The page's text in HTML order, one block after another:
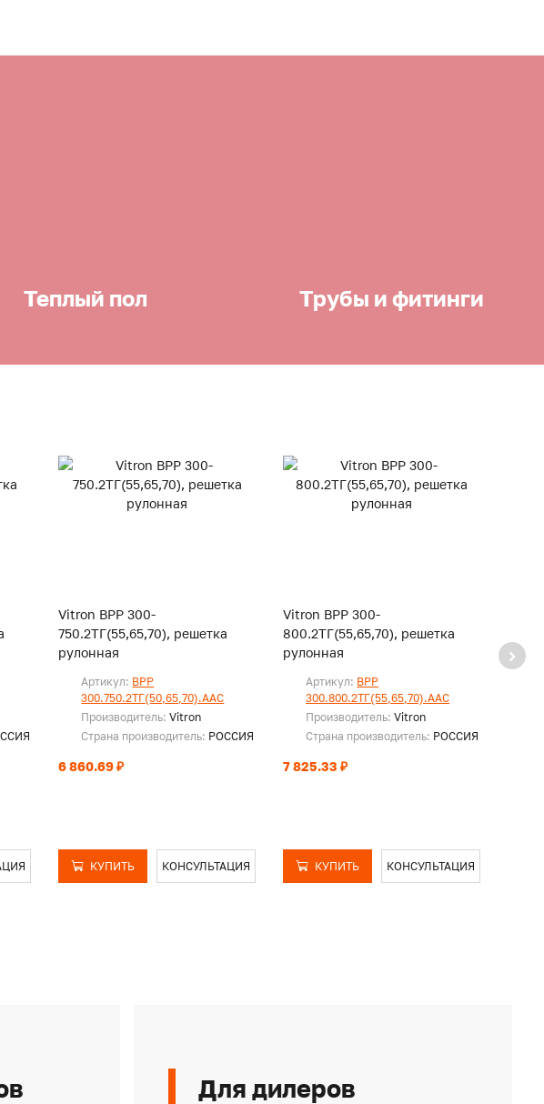
Теплый пол Трубы и фитинги
Vitron ВРР 300-
750.2ТГ(55,65,70), решетка
рулонная
Артикул: ВРР
300.750.2ТГ(50,65,70).ААС
Производитель:Vitron
Страна производитель: РОССИЯ
6 860.69 ₽
КУПИТЬ КОНСУЛЬТАЦИЯ
Vitron ВРР 300-
800.2ТГ(55,65,70), решетка
рулонная
Артикул: ВРР
300.800.2ТГ(55,65,70).ААС
Производитель:Vitron
Страна производитель: РОССИЯ
7 825.33 ₽
КУПИТЬ КОНСУЛЬТАЦИЯ
Для дилеров